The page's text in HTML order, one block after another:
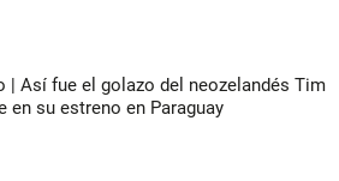
| Así fue el golazo del neozelandés Tim
en su estreno en Paraguay